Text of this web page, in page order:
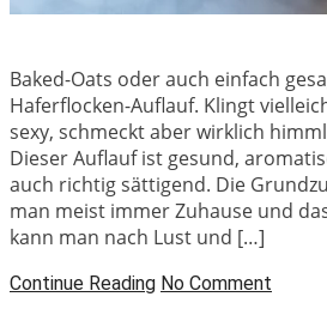
Baked-Oats oder auch einfach
Haferflocken-Auflauf. Klingt
sexy, schmeckt aber wirklich
Dieser Auflauf ist gesund,
auch richtig sättigend. Die
man meist immer Zuhause und
kann man nach Lust und […]
Continue Reading No Comment